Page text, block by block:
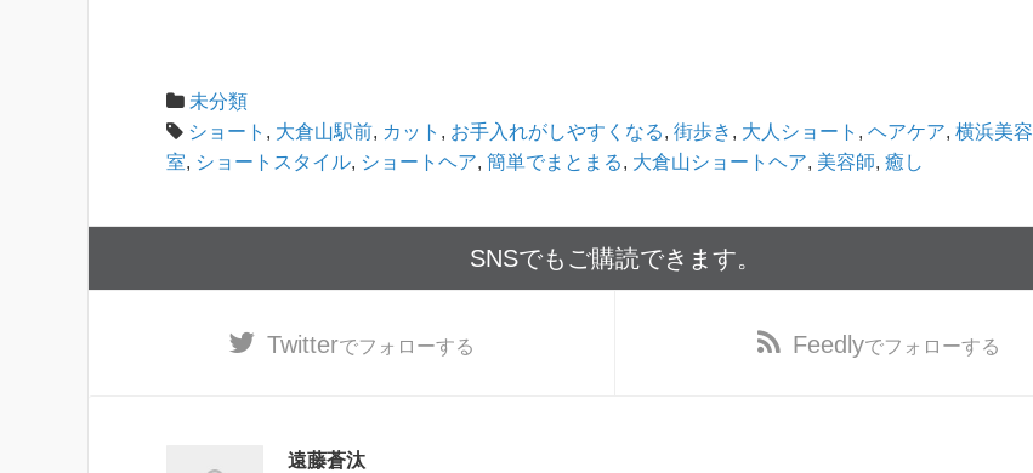
k
未分類
ショート , 大倉山駅前, カット , お手入れがしやすくなる, 街歩き , 大人ショート , ヘアケア, 横浜美容
室, ショートスタイル, ショートヘア, 簡単でまとまる, 大倉山ショートヘア, 美容師, 癒し
SNSでもご購読できます。
Twitterでフォローする Feedlyでフォローする
遠藤蒼汰